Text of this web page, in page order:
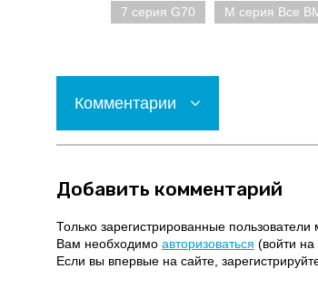
7 серия G70
M серия Все
Комментарии
Добавить комментарий
Только зарегистрированные пользователи
Вам необходимо авторизоваться (войти
Если вы впервые на сайте,